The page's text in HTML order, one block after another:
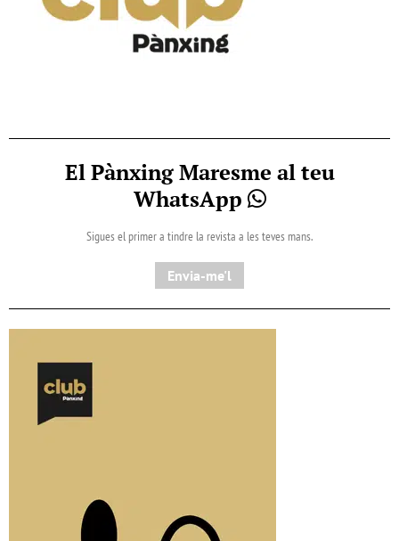
El Pànxing Maresme al teu
WhatsApp
Sigues el primer a tindre la revista a les teves mans.
Envia-me'l